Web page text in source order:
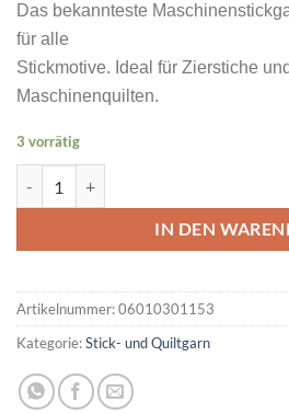
Das bekannteste
für alle
Stickmotive. Ideal für Zierstiche
Maschinenquilten.
3 vorrätig
IN DEN
Artikelnummer:06010301153
Kategorie:Stick- und Quiltgarn